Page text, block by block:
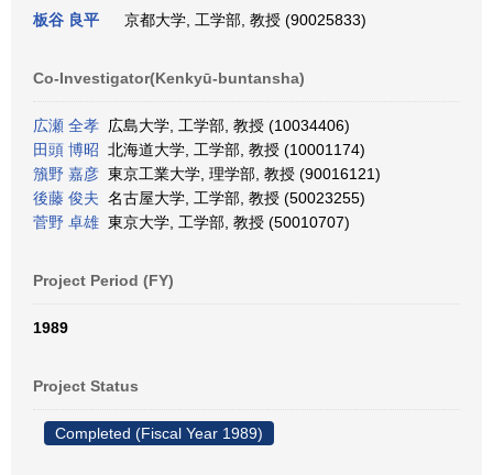
板谷 良平 京都大学, 工学部, 教授 (90025833)
Co-Investigator(Kenkyū-buntansha)
広瀬 全孝 広島大学, 工学部, 教授 (10034406)
田頭 博昭 北海道大学, 工学部, 教授 (10001174)
籏野 嘉彦 東京工業大学, 理学部, 教授 (90016121)
後藤 俊夫 名古屋大学, 工学部, 教授 (50023255)
菅野 卓雄 東京大学, 工学部, 教授 (50010707)
Project Period (FY)
1989
Project Status
Completed (Fiscal Year 1989)